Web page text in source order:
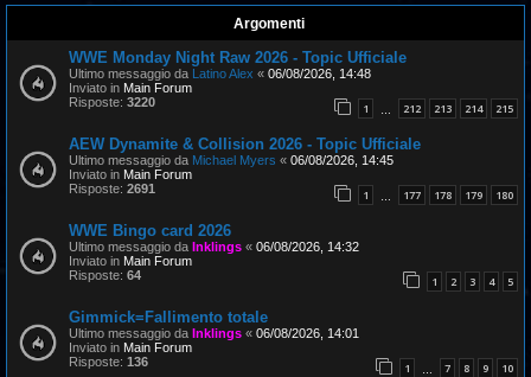
Argomenti
WWE Monday Night Raw 2026 - Topic Ufficiale
Ultimo messaggio da Latino Alex « 06/08/2026, 14:48
Inviato in Main Forum
Risposte: 3220 1 212 213 214 215
AEW Dynamite & Collision 2026 - Topic Ufficiale
Ultimo messaggio da Michael Myers « 06/08/2026, 14:45
Inviato in Main Forum
Risposte: 2691 1 177 178 179 180
WWE Bingo card 2026
Ultimo messaggio da Inklings « 06/08/2026, 14:32
Inviato in Main Forum
Risposte: 64 1 2 3 4 5
Gimmick=Fallimento totale
Ultimo messaggio da Inklings « 06/08/2026, 14:01
Inviato in Main Forum
Risposte: 136 1 7 8 9 10